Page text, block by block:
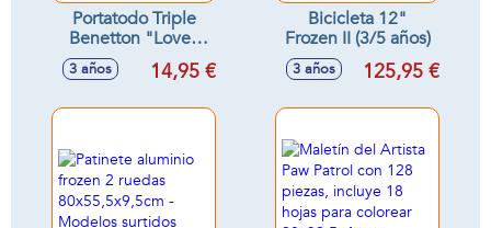
Portatodo Triple
Benetton "Love"
22X12X3 - Modelos
surtidos
3 años 14,95 €
Bicicleta 12"
Frozen II (3/5 años)
3 años 125,95 €